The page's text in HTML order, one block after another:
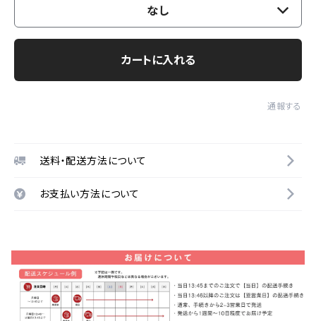
なし
カートに入れる
通報する
送料・配送方法について
お支払い方法について